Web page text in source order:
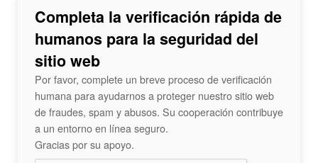
Completa la verificación rápida de
humanos para la seguridad del
sitio web
Por favor, complete un breve proceso de verificación
humana para ayudarnos a proteger nuestro sitio web
de fraudes, spam y abusos. Su cooperación contribuye
a un entorno en línea seguro.
Gracias por su apoyo.